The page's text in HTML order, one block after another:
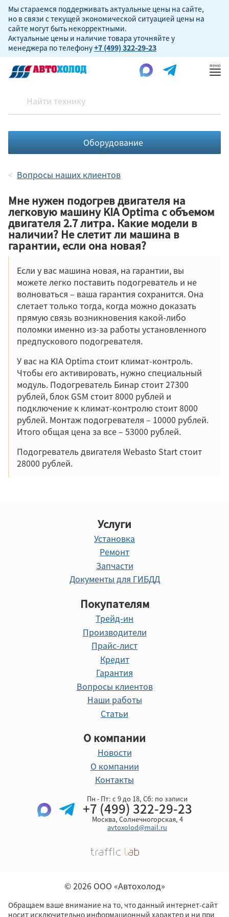
Мы стараемся поддерживать актуальные цены на сайте,
но в связи с текущей экономической ситуацией цены на
сайте могут быть некорректными.
Актуальные цены и наличие товара уточняйте у
менеджера по телефону+7 (499) 322-29-23
Оборудование
Вопросы наших клиентов
Мне нужен подогрев двигателя на
легковую машину KIA Optima с объемом
двигателя 2.7 литра. Какие модели в
наличии? Не слетит ли машина в
гарантии, если она новая?
Если у вас машина новая, на гарантии, вы
можете легко поставить подогреватель и не
волноваться – ваша гарантия сохранится. Она
слетает только тогда, когда можно доказать
прямую связь возникновения какой-либо
поломки именно из-за работы установленного
предпускового подогревателя.
У вас на KIA Optima стоит климат-контроль.
Чтобы его активировать, нужно специальный
модуль. Подогреватель Бинар стоит 27300
рублей, блок GSM стоит 8000 рублей и
подключение к климат-контролю стоит 8000
рублей. Монтаж подогревателя – 10000 рублей.
Итого общая цена за все – 53000 рублей.
Подогреватель двигателя Webasto Start стоит
28000 рублей.
Услуги
Установка
Ремонт
Запчасти
Документы для ГИБДД
Покупателям
Трейд-ин
Производители
Прайс-лист
Кредит
Гарантия
Вопросы клиентов
Наши работы
Статьи
О компании
Новости
О компании
Контакты
Пн - Пт: с 9 до 18, Cб: по записи
+7 (499) 322-29-23
Москва, Солнечногорская, 4
avtoxolod@mail.ru
© 2026 ООО «Автохолод»
Обращаем ваше внимание на то, что данный интернет-сайт
носит исключительно информационный характер и ни при